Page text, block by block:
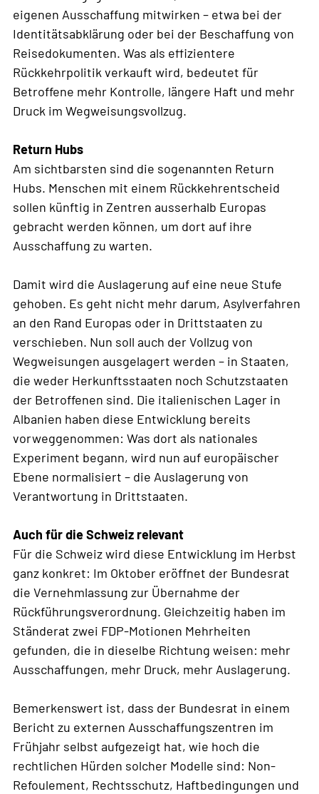
eigenen Ausschaffung mitwirken – etwa bei der
Identitätsabklärung oder bei der Beschaffung von
Reisedokumenten. Was als effizientere
Rückkehrpolitik verkauft wird, bedeutet für
Betroffene mehr Kontrolle, längere Haft und mehr
Druck im Wegweisungsvollzug.
Return Hubs
Am sichtbarsten sind die sogenannten Return
Hubs. Menschen mit einem Rückkehrentscheid
sollen künftig in Zentren ausserhalb Europas
gebracht werden können, um dort auf ihre
Ausschaffung zu warten.
Damit wird die Auslagerung auf eine neue Stufe
gehoben. Es geht nicht mehr darum, Asylverfahren
an den Rand Europas oder in Drittstaaten zu
verschieben. Nun soll auch der Vollzug von
Wegweisungen ausgelagert werden – in Staaten,
die weder Herkunftsstaaten noch Schutzstaaten
der Betroffenen sind. Die italienischen Lager in
Albanien haben diese Entwicklung bereits
vorweggenommen: Was dort als nationales
Experiment begann, wird nun auf europäischer
Ebene normalisiert – die Auslagerung von
Verantwortung in Drittstaaten.
Auch für die Schweiz relevant
Für die Schweiz wird diese Entwicklung im Herbst
ganz konkret: Im Oktober eröffnet der Bundesrat
die Vernehmlassung zur Übernahme der
Rückführungsverordnung. Gleichzeitig haben im
Ständerat zwei FDP-Motionen Mehrheiten
gefunden, die in dieselbe Richtung weisen: mehr
Ausschaffungen, mehr Druck, mehr Auslagerung.
Bemerkenswert ist, dass der Bundesrat in einem
Bericht zu externen Ausschaffungszentren im
Frühjahr selbst aufgezeigt hat, wie hoch die
rechtlichen Hürden solcher Modelle sind: Non-
Refoulement, Rechtsschutz, Haftbedingungen und